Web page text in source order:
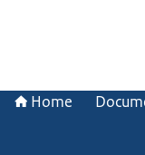
Home